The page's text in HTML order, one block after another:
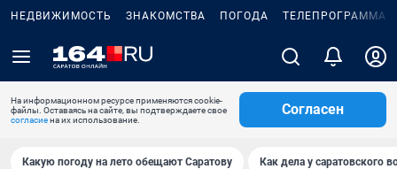
НЕДВИЖИМОСТЬ ЗНАКОМСТВА ПОГОДА ТЕЛЕПРОГРАММА
На информационном ресурсе применяются cookie-
файлы. Оставаясь на сайте, вы подтверждаете свое
согласиена их использование.
Согласен
Какую погоду на лето обещают Саратову Как дела у саратовского